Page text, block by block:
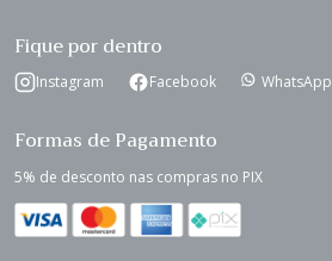
Fique por dentro
Instagram Facebook WhatsApp
Formas de Pagamento
5% de desconto nas compras no PIX